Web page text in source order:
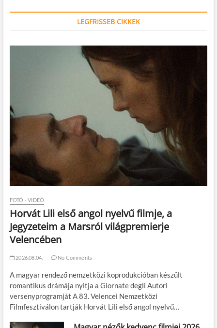
LEGFRISSEB CIKKEK
FOTÓ - VIDEÓ
Horvát Lili első angol nyelvű filmje, a
Jegyzeteim a Marsról világpremierje
Velencében
2026.08.04. No Comments
A magyar rendező nemzetközi koprodukcióban készült
romantikus drámája nyitja a Giornate degli Autori
versenyprogramját A 83. Velencei Nemzetközi
Filmfesztiválon tartják Horvát Lili első angol nyelvű…